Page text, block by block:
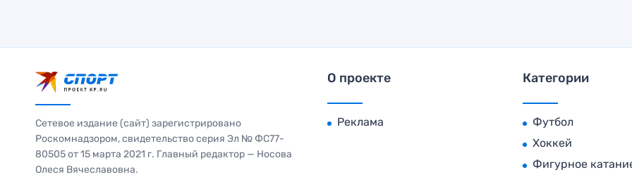
Сетевое издание (сайт) зарегистрировано
Роскомнадзором, свидетельство серия Эл № ФС77-
80505 от 15 марта 2021 г. Главный редактор — Носова
Олеся Вячеславовна.
О проекте
Реклама
Категории
Футбол
Хоккей
Фигурное